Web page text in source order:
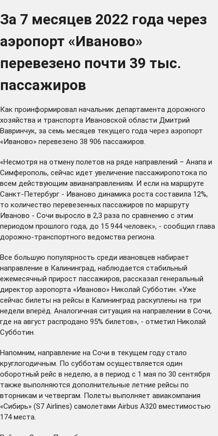
За 7 месяцев 2022 года через
аэропорт «Иваново»
перевезено почти 39 тыс.
пассажиров
Как проинформировал начальник департамента дорожного
хозяйства и транспорта Ивановской области Дмитрий
Вавринчук, за семь месяцев текущего года через аэропорт
«Иваново» перевезено 38 906 пассажиров.
«Несмотря на отмену полетов на ряде направлений – Анапа и
Симферополь, сейчас идет увеличение пассажиропотока по
всем действующим авианаправлениям. И если на маршруте
Санкт-Петербург - Иваново динамика роста составила 12%,
то количество перевезенных пассажиров по маршруту
Иваново - Сочи выросло в 2,3 раза по сравнению с этим
периодом прошлого года, до 15 944 человек», - сообщил глава
дорожно-транспортного ведомства региона.
Все большую популярность среди ивановцев набирает
направление в Калининград, наблюдается стабильный
ежемесячный прирост пассажиров, рассказал генеральный
директор аэропорта «Иваново» Николай Субботин. «Уже
сейчас билеты на рейсы в Калининград раскуплены на три
недели вперёд. Аналогичная ситуация на направлении в Сочи,
где на август распродано 95% билетов», - отметил Николай
Субботин.
Напомним, направление на Сочи в текущем году стало
круглогодичным. По субботам осуществляется один
оборотный рейс в неделю, а в период с 1 мая по 30 сентября
также выполняются дополнительные летние рейсы по
вторникам и четвергам. Полеты выполняет авиакомпания
«Сибирь» (S7 Airlines) самолетами Airbus A320 вместимостью
174 места.